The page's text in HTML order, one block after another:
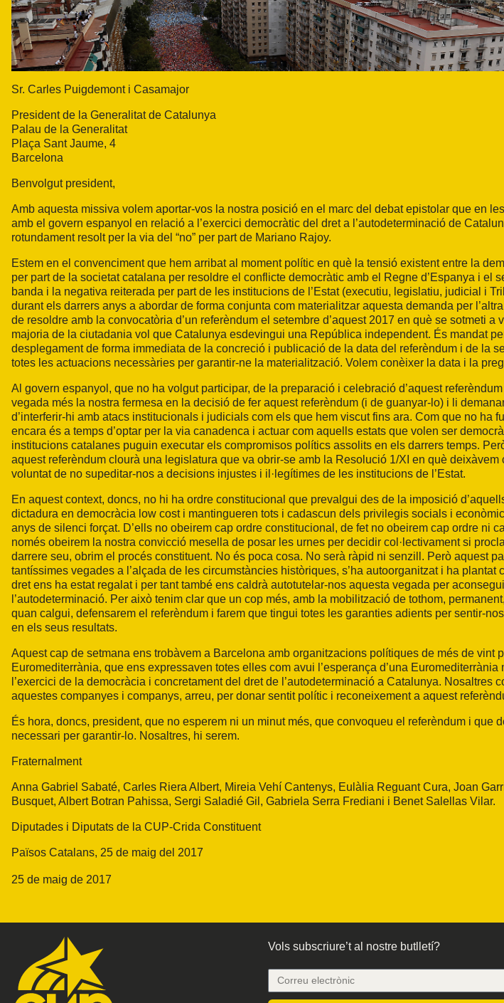
Sr. Carles Puigdemont i Casamajor
President de la Generalitat de Catalunya
Palau de la Generalitat
Plaça Sant Jaume, 4
Barcelona
Benvolgut president,
Amb aquesta missiva volem aportar-vos la nostra posició en el marc del debat epistolar que en
amb el govern espanyol en relació a l’exercici democràtic del dret a l’autodeterminació de
rotundament resolt per la via del “no” per part de Mariano Rajoy.
Estem en el convenciment que hem arribat al moment polític en què la tensió existent entre la
per part de la societat catalana per resoldre el conflicte democràtic amb el Regne d’Espanya i el
banda i la negativa reiterada per part de les institucions de l’Estat (executiu, legislatiu, judicial i
durant els darrers anys a abordar de forma conjunta com materialitzar aquesta demanda per
de resoldre amb la convocatòria d’un referèndum el setembre d’aquest 2017 en què se sotmeti a
majoria de la ciutadania vol que Catalunya esdevingui una República independent. És mandat
desplegament de forma immediata de la concreció i publicació de la data del referèndum i de la
totes les actuacions necessàries per garantir-ne la materialització. Volem conèixer la data i la
Al govern espanyol, que no ha volgut participar, de la preparació i celebració d’aquest
vegada més la nostra fermesa en la decisió de fer aquest referèndum (i de guanyar-lo) i li
d’interferir-hi amb atacs institucionals i judicials com els que hem viscut fins ara. Com que no ha
encara és a temps d’optar per la via canadenca i actuar com aquells estats que volen ser
institucions catalanes puguin executar els compromisos polítics assolits en els darrers temps.
aquest referèndum clourà una legislatura que va obrir-se amb la Resolució 1/XI en què deixàvem
voluntat de no supeditar-nos a decisions injustes i il·legítimes de les institucions de l’Estat.
En aquest context, doncs, no hi ha ordre constitucional que prevalgui des de la imposició
dictadura en democràcia low cost i mantingueren tots i cadascun dels privilegis socials i
anys de silenci forçat. D’ells no obeirem cap ordre constitucional, de fet no obeirem cap ordre ni
només obeirem la nostra convicció mesella de posar les urnes per decidir col·lectivament si
darrere seu, obrim el procés constituent. No és poca cosa. No serà ràpid ni senzill. Però aquest
tantíssimes vegades a l’alçada de les circumstàncies històriques, s’ha autoorganitzat i ha plantat
dret ens ha estat regalat i per tant també ens caldrà autotutelar-nos aquesta vegada per
l’autodeterminació. Per això tenim clar que un cop més, amb la mobilització de tothom,
quan calgui, defensarem el referèndum i farem que tingui totes les garanties adients per sentir-
en els seus resultats.
Aquest cap de setmana ens trobàvem a Barcelona amb organitzacions polítiques de més de vint
Euromediterrània, que ens expressaven totes elles com avui l’esperança d’una
l’exercici de la democràcia i concretament del dret de l’autodeterminació a Catalunya. Nosaltres
aquestes companyes i companys, arreu, per donar sentit polític i reconeixement a aquest
És hora, doncs, president, que no esperem ni un minut més, que convoqueu el referèndum i que
necessari per garantir-lo. Nosaltres, hi serem.
Fraternalment
Anna Gabriel Sabaté, Carles Riera Albert, Mireia Vehí Cantenys, Eulàlia Reguant Cura, Joan
Busquet, Albert Botran Pahissa, Sergi Saladié Gil, Gabriela Serra Frediani i Benet Salellas Vilar.
Diputades i Diputats de la CUP-Crida Constituent
Països Catalans, 25 de maig del 2017
25 de maig de 2017
Vols subscriure’t al nostre butlletí?